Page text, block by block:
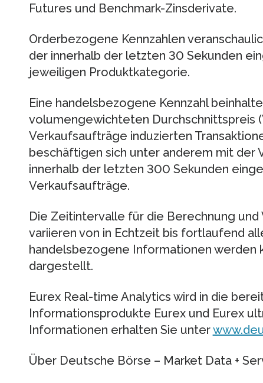
Futures und Benchmark-Zinsderivate.
Orderbezogene Kennzahlen
der innerhalb der letzten 30 Sekunden
jeweiligen Produktkategorie.
Eine handelsbezogene Kennzahl
volumengewichteten Durchschnittspreis
Verkaufsaufträge induzierten
beschäftigen sich unter anderem mit der
innerhalb der letzten 300 Sekunden
Verkaufsaufträge.
Die Zeitintervalle für die Berechnung
variieren von in Echtzeit bis fortlaufend
handelsbezogene Informationen werden
dargestellt.
Eurex Real-time Analytics wird in die
Informationsprodukte Eurex und Eurex
Informationen erhalten Sie unter
Über Deutsche Börse – Market Data +